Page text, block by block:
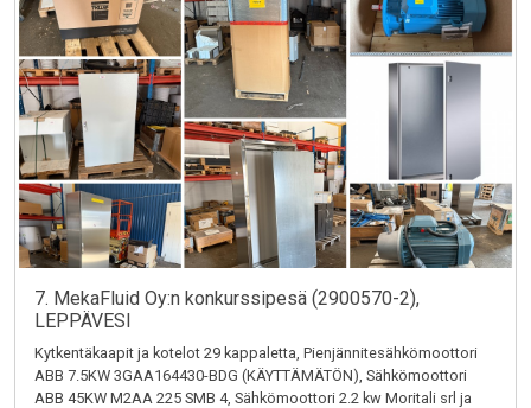
7. MekaFluid Oy:n konkurssipesä (2900570-2),
LEPPÄVESI
Kytkentäkaapit ja kotelot 29 kappaletta, Pienjännitesähkömoottori
ABB 7.5KW 3GAA164430-BDG (KÄYTTÄMÄTÖN), Sähkömoottori
ABB 45KW M2AA 225 SMB 4, Sähkömoottori 2.2 kw Moritali srl ja